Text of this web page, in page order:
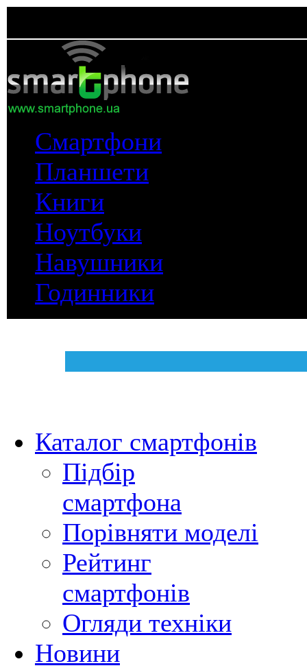
Смартфони
Планшети
Книги
Ноутбуки
Навушники
Годинники
Каталог смартфонів
Підбір
смартфона
Порівняти моделі
Рейтинг
смартфонів
Огляди техніки
Новини